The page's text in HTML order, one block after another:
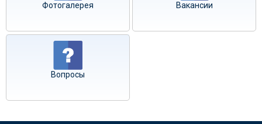
Фотогалерея Вакансии
Вопросы